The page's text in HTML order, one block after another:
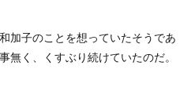
加子のことを想っていたそうであ
無く、くすぶり続けていたのだ。